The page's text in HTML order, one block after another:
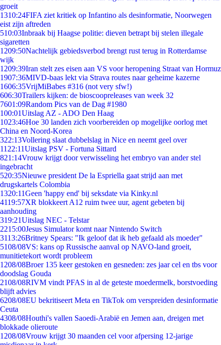
groeit
1310:24FIFA ziet kritiek op Infantino als desinformatie, Noorwegen
eist zijn aftreden
510:03Inbraak bij Haagse politie: dieven betrapt bij stelen illegale
sigaretten
1209:50Nachtelijk gebiedsverbod brengt rust terug in Rotterdamse
wijk
1209:39Iran stelt zes eisen aan VS voor heropening Straat van Hormuz
1907:36MIVD-baas lekt via Strava routes naar geheime kazerne
1606:35VrijMiBabes #316 (not very sfw!)
606:30Trailers kijken: de bioscoopreleases van week 32
7601:09Random Pics van de Dag #1980
100:01Uitslag AZ - ADO Den Haag
1023:46Hoe 30 landen zich voorbereiden op mogelijke oorlog met
China en Noord-Korea
322:13Vollering slaat dubbelslag in Nice en neemt geel over
11 22:11Uitslag PSV - Fortuna Sittard
821:14Vrouw krijgt door verwisseling het embryo van ander stel
ingebracht
520:35Nieuwe president De la Espriella gaat strijd aan met
drugskartels Colombia
1320:11Geen 'happy end' bij seksdate via Kinky.nl
4119:57XR blokkeert A12 ruim twee uur, agent gebeten bij
aanhouding
319:21Uitslag NEC - Telstar
2215:00Jesus Simulator komt naar Nintendo Switch
3113:26Britney Spears: "Ik geloof dat ik heb gefaald als moeder"
5108/08VS: kans op Russische aanval op NAVO-land groeit,
munitietekort wordt probleem
1208/08Broer 135 keer gestoken en gesneden: zes jaar cel en tbs voor
doodslag Gouda
2108/08RIVM vindt PFAS in al de geteste moedermelk, borstvoeding
blijft advies
6208/08EU bekritiseert Meta en TikTok om verspreiden desinformatie
Ceuta
4308/08Houthi's vallen Saoedi-Arabië en Jemen aan, dreigen met
blokkade olieroute
1208/08Vrouw krijgt 30 maanden cel voor afpersing 12-jarige